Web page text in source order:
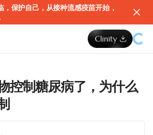
，保护自己，从接种流感疫苗开始，
控制糖尿病了，为什么